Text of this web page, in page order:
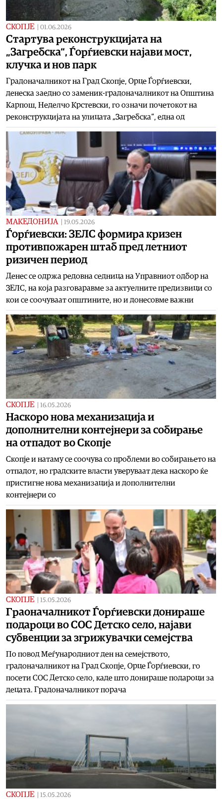
СКОПЈЕ 01.06.2026
Стартува реконструкцијата на
„Загребска“, Ѓорѓиевски најави мост,
клучка и нов парк
Градоначалникот на Град Скопје, Орце Ѓорѓиевски,
денеска заедно со заменик-градоначалникот на Општина
Карпош, Неделчо Крстевски, го означи почетокот на
реконструкцијата на улицата „Загребска“, една од
МАКЕДОНИЈА 19.05.2026
Ѓорѓиевски: ЗЕЛС формира кризен
противпожарен штаб пред летниот
ризичен период
Денес се одржа редовна седница на Управниот одбор на
ЗЕЛС, на која разговаравме за актуелните предизвици со
кои се соочуваат општините, но и донесовме важни
СКОПЈЕ 16.05.2026
Наскоро нова механизација и
дополнителни контејнери за собирање
на отпадот во Скопје
Скопје и натаму се соочува со проблеми во собирањето на
отпадот, но градските власти уверуваат дека наскоро ќе
пристигне нова механизација и дополнителни
контејнери со
СКОПЈЕ 15.05.2026
Граоначалникот Ѓорѓиевски донираше
подароци во СОС Детско село, најави
субвенции за згрижувачки семејства
По повод Меѓународниот ден на семејството,
градоначалникот на Град Скопје, Орце Ѓорѓиевски, го
посети СОС Детско село, каде што донираше подароци за
децата. Градоначалникот порача
СКОПЈЕ 15.05.2026